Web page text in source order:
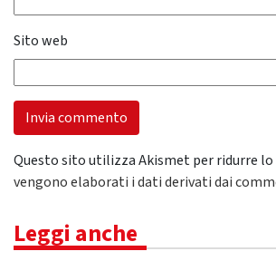
Sito web
Questo sito utilizza Akismet per ridurre lo
vengono elaborati i dati derivati dai
Leggi anche